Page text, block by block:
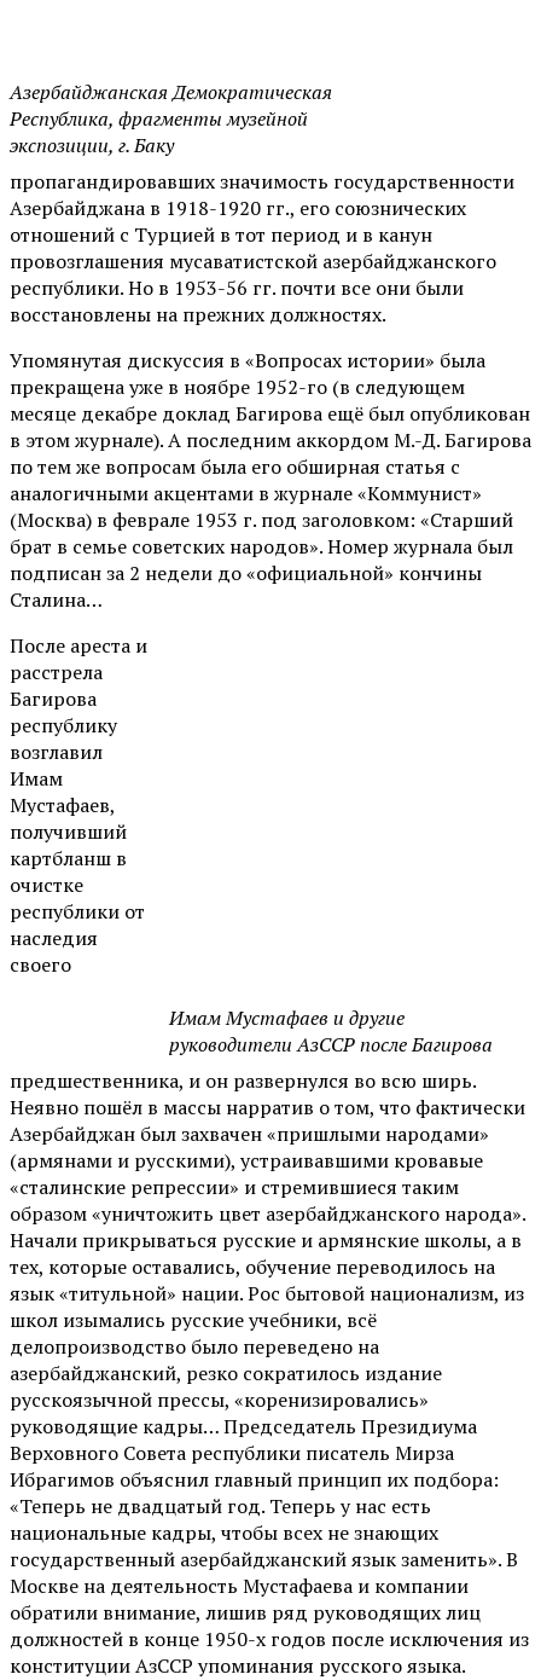
Азербайджанская Демократическая
Республика, фрагменты музейной
экспозиции, г. Баку
пропагандировавших значимость государственности
Азербайджана в 1918-1920 гг., его союзнических
отношений с Турцией в тот период и в канун
провозглашения мусаватистской азербайджанского
республики. Но в 1953-56 гг. почти все они были
восстановлены на прежних должностях.
Упомянутая дискуссия в «Вопросах истории» была
прекращена уже в ноябре 1952-го (в следующем
месяце декабре доклад Багирова ещё был опубликован
в этом журнале). А последним аккордом М.-Д. Багирова
по тем же вопросам была его обширная статья с
аналогичными акцентами в журнале «Коммунист»
(Москва) в феврале 1953 г. под заголовком: «Старший
брат в семье советских народов». Номер журнала был
подписан за 2 недели до «официальной» кончины
Сталина…
Имам Мустафаев и другие
руководители АзССР после Багирова
После ареста и
расстрела
Багирова
республику
возглавил
Имам
Мустафаев,
получивший
картбланш в
очистке
республики от
наследия
своего
предшественника, и он развернулся во всю ширь.
Неявно пошёл в массы нарратив о том, что фактически
Азербайджан был захвачен «пришлыми народами»
(армянами и русскими), устраивавшими кровавые
«сталинские репрессии» и стремившиеся таким
образом «уничтожить цвет азербайджанского народа».
Начали прикрываться русские и армянские школы, а в
тех, которые оставались, обучение переводилось на
язык «титульной» нации. Рос бытовой национализм, из
школ изымались русские учебники, всё
делопроизводство было переведено на
азербайджанский, резко сократилось издание
русскоязычной прессы, «коренизировались»
руководящие кадры… Председатель Президиума
Верховного Совета республики писатель Мирза
Ибрагимов объяснил главный принцип их подбора:
«Теперь не двадцатый год. Теперь у нас есть
национальные кадры, чтобы всех не знающих
государственный азербайджанский язык заменить». В
Москве на деятельность Мустафаева и компании
обратили внимание, лишив ряд руководящих лиц
должностей в конце 1950-х годов после исключения из
конституции АзССР упоминания русского языка.